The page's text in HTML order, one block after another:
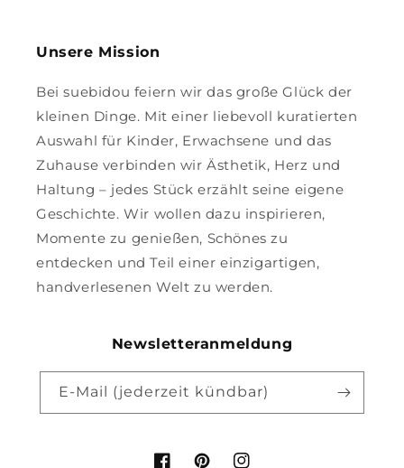
Unsere Mission
Bei suebidou feiern wir das große Glück der
kleinen Dinge. Mit einer liebevoll kuratierten
Auswahl für Kinder, Erwachsene und das
Zuhause verbinden wir Ästhetik, Herz und
Haltung – jedes Stück erzählt seine eigene
Geschichte. Wir wollen dazu inspirieren,
Momente zu genießen, Schönes zu
entdecken und Teil einer einzigartigen,
handverlesenen Welt zu werden.
Newsletteranmeldung
E-Mail (jederzeit kündbar)